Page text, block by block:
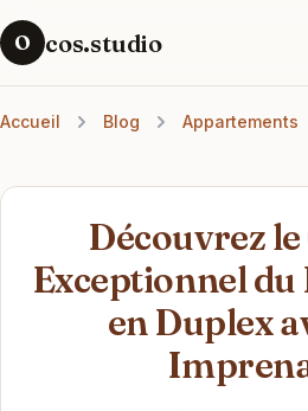
O cos.studio
Accueil Blog Appartements
Découvrez
Exceptionnel du
en Duplex